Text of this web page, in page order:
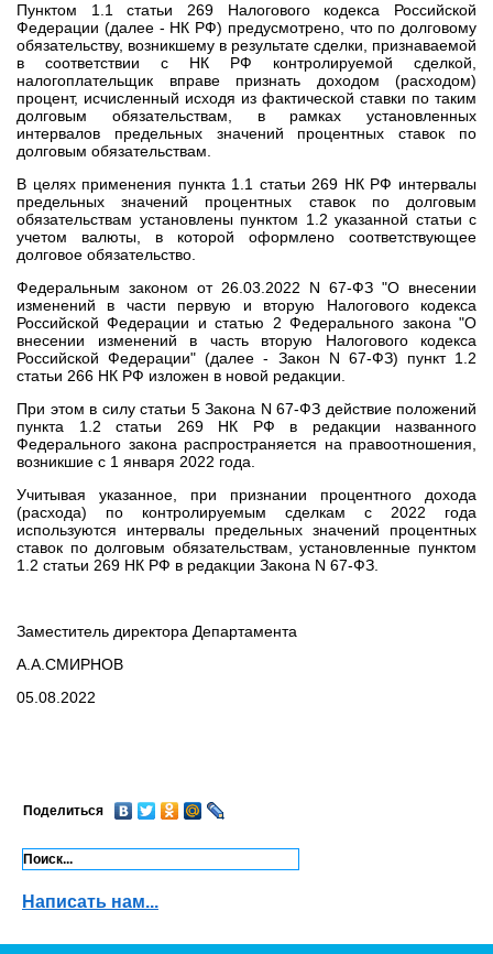
Пунктом 1.1 статьи 269 Налогового кодекса Российской
Федерации (далее - НК РФ) предусмотрено, что по долговому
обязательству, возникшему в результате сделки, признаваемой
в соответствии с НК РФ контролируемой сделкой,
налогоплательщик вправе признать доходом (расходом)
процент, исчисленный исходя из фактической ставки по таким
долговым обязательствам, в рамках установленных
интервалов предельных значений процентных ставок по
долговым обязательствам.
В целях применения пункта 1.1 статьи 269 НК РФ интервалы
предельных значений процентных ставок по долговым
обязательствам установлены пунктом 1.2 указанной статьи с
учетом валюты, в которой оформлено соответствующее
долговое обязательство.
Федеральным законом от 26.03.2022 N 67-ФЗ "О внесении
изменений в части первую и вторую Налогового кодекса
Российской Федерации и статью 2 Федерального закона "О
внесении изменений в часть вторую Налогового кодекса
Российской Федерации" (далее - Закон N 67-ФЗ) пункт 1.2
статьи 266 НК РФ изложен в новой редакции.
При этом в силу статьи 5 Закона N 67-ФЗ действие положений
пункта 1.2 статьи 269 НК РФ в редакции названного
Федерального закона распространяется на правоотношения,
возникшие с 1 января 2022 года.
Учитывая указанное, при признании процентного дохода
(расхода) по контролируемым сделкам с 2022 года
используются интервалы предельных значений процентных
ставок по долговым обязательствам, установленные пунктом
1.2 статьи 269 НК РФ в редакции Закона N 67-ФЗ.
Заместитель директора Департамента
А.А.СМИРНОВ
05.08.2022
Поделиться
Написать нам...